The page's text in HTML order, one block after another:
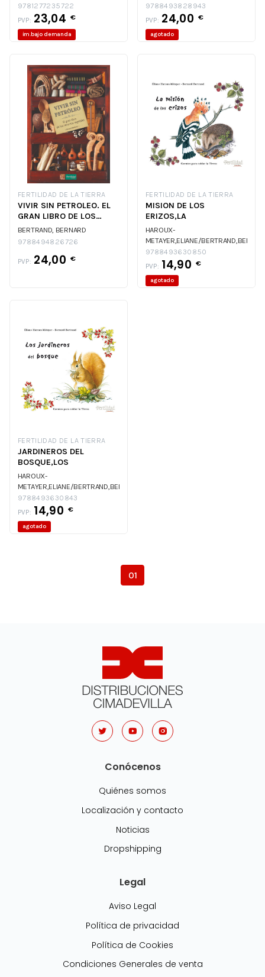
RENAULT/CHARLES EUGENE
BERTRAND
9781277235722
PVP: 23,04 €
im.bajo demanda
BERTRAND,BERNARD/LOPEZ
LOPEZ,FERNAND
9788493828943
PVP: 24,00 €
agotado
FERTILIDAD DE LA TIERRA
VIVIR SIN PETROLEO. EL
GRAN LIBRO DE LOS
RECURSOS VEGETALES
BERTRAND, BERNARD
9788494826726
PVP: 24,00 €
FERTILIDAD DE LA TIERRA
MISION DE LOS
ERIZOS,LA
HAROUX-
METAYER,ELIANE/
HAROUX-
METAYER,ELIANE/
9788493630850
PVP: 14,90 €
agotado
FERTILIDAD DE LA TIERRA
JARDINEROS DEL
BOSQUE,LOS
HAROUX-
METAYER,ELIANE/BERTRAND,BERNARD
HAROUX-
METAYER,ELIANE/BERTRAND,BERNARD
9788493630843
PVP: 14,90 €
agotado
01
Conócenos
Quiénes somos
Localización y contacto
Noticias
Dropshipping
Legal
Aviso Legal
Política de privacidad
Política de Cookies
Condiciones Generales de venta